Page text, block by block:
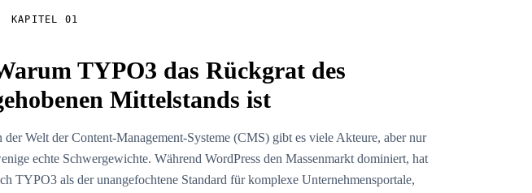
KAPITEL 01
TYPO3 das Rückgrat des
Mittelstands ist
der Welt der Content-Management-Systeme (CMS) gibt es viele Akteure, aber nur
echte Schwergewichte. Während WordPress den Massenmarkt dominiert, hat
TYPO3 als der unangefochtene Standard für komplexe Unternehmensportale,